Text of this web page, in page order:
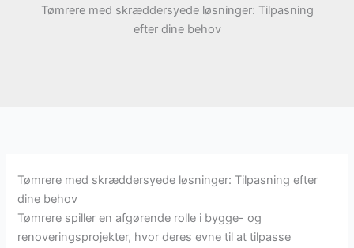
Tømrere med skræddersyede løsninger: Tilpasning
efter dine behov
Tømrere med skræddersyede løsninger: Tilpasning efter
dine behov
Tømrere spiller en afgørende rolle i bygge- og
renoveringsprojekter, hvor deres evne til at tilpasse